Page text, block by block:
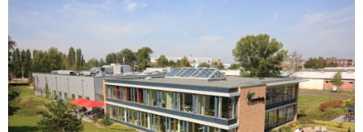
> Jetzt besichtigen!